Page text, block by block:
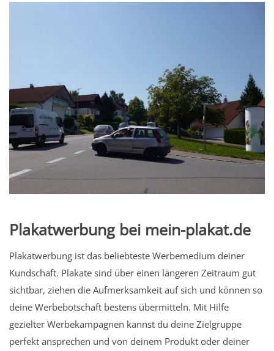
Plakatwerbung bei mein-plakat.de
Plakatwerbung ist das beliebteste Werbemedium deiner
Kundschaft. Plakate sind über einen längeren Zeitraum gut
sichtbar, ziehen die Aufmerksamkeit auf sich und können so
deine Werbebotschaft bestens übermitteln. Mit Hilfe
gezielter Werbekampagnen kannst du deine Zielgruppe
perfekt ansprechen und von deinem Produkt oder deiner